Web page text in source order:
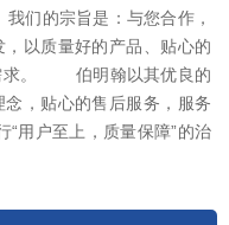
的宗旨是：与您合作，
以质量好的产品、贴心的
求。 伯明翰以其优良的
，贴心的售后服务，服务
户至上，质量保障”的治